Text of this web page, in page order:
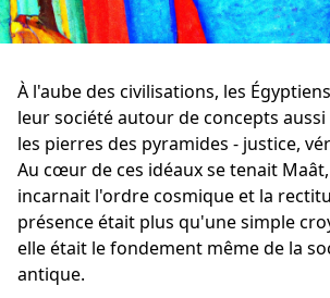
À l'aube des civilisations, les
leur société autour de concepts
les pierres des pyramides - justice,
Au cœur de ces idéaux se tenait
incarnait l'ordre cosmique et la
présence était plus qu'une simple
elle était le fondement même de la
antique.